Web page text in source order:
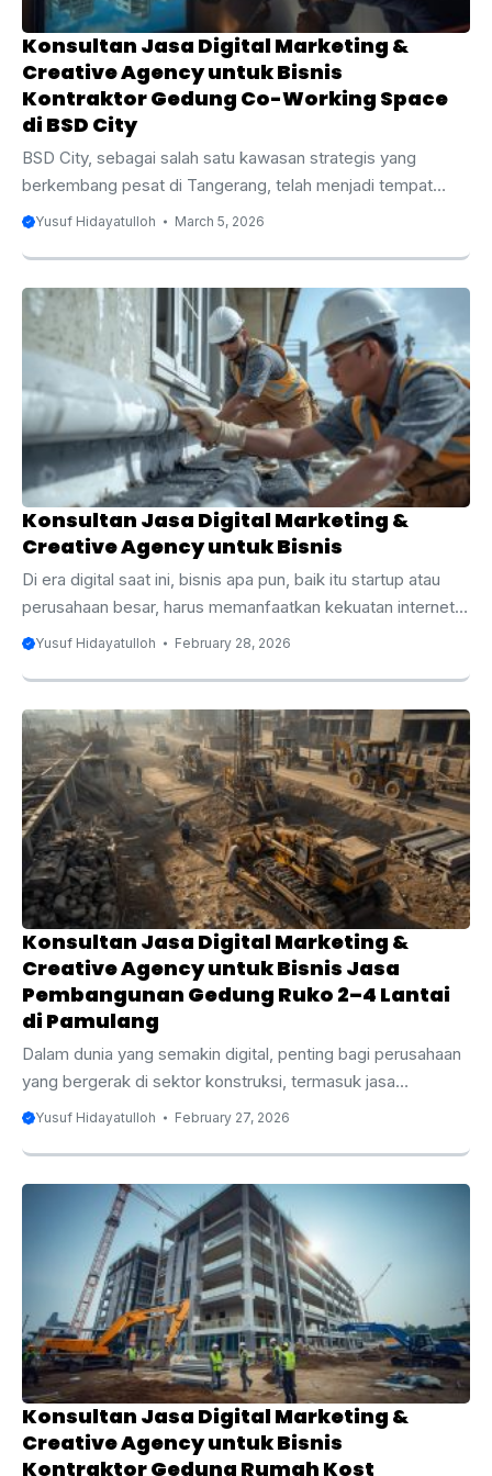
Konsultan Jasa Digital Marketing &
Creative Agency untuk Bisnis
Kontraktor Gedung Co-Working Space
di BSD City
BSD City, sebagai salah satu kawasan strategis yang
berkembang pesat di Tangerang, telah menjadi tempat
yang menarik bagi berbagai bisnis, termasuk sektor
membutuhkan ruang kerja yang fleksibel dan efisien,
menjadikan kontraktor gedung co-working space sangat
diminati. Namun, di tengah pesatnya perkembangan
tersebut, persaingan untuk mendapatkan proyek konstruksi
gedung semakin ketat. Salah satu cara terbaik untuk
meningkatkan visibilitas dan daya saing bisnis Anda adalah
dengan memanfaatkan jasa digital ...
Yusuf Hidayatulloh March 5, 2026
Konsultan Jasa Digital Marketing &
Creative Agency untuk Bisnis
Di era digital saat ini, bisnis apa pun, baik itu startup atau
perusahaan besar, harus memanfaatkan kekuatan internet
untuk menjangkau audiens yang lebih luas dan berpotensi
bisnis bertahan tetapi juga berkembang dalam pasar yang
semakin kompetitif. Artikel ini akan mengupas tuntas
mengenai manfaat digital marketing dan creative agency
untuk bisnis Anda, serta bagaimana memilih konsultan yang
tepat. Apakah Anda baru memulai bisnis atau ingin
mengoptimalkan strategi ...
Yusuf Hidayatulloh February 28, 2026
Konsultan Jasa Digital Marketing &
Creative Agency untuk Bisnis Jasa
Pembangunan Gedung Ruko 2–4 Lantai
di Pamulang
Dalam dunia yang semakin digital, penting bagi perusahaan
yang bergerak di sektor konstruksi, termasuk jasa
pembangunan gedung ruko 2–4 lantai di Pamulang, untuk
mereka. Pamulang, yang terletak di Tangerang Selatan,
merupakan salah satu kawasan yang berkembang pesat,
dengan permintaan tinggi terhadap properti komersial,
termasuk ruko. Bagi bisnis yang bergerak dalam
pembangunan gedung ruko, penting untuk memiliki
keberadaan online yang kuat agar bisa bersaing dan
mencapai calon klien dengan efektif. ...
Yusuf Hidayatulloh February 27, 2026
Konsultan Jasa Digital Marketing &
Creative Agency untuk Bisnis
Kontraktor Gedung Rumah Kost